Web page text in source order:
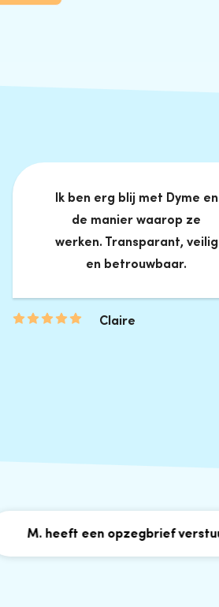
Ik ben erg blij met Dyme en
de manier waarop ze
werken. Transparant, veilig
en betrouwbaar.
Claire
M. heeft een opzegbrief verstuurd